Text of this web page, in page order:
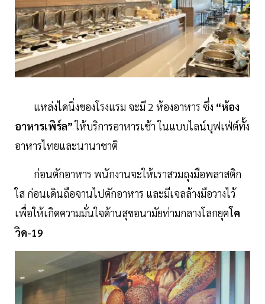
แหล่งไดนิ่งของโรงแรม จะมี 2 ห้องอาหาร ซึ่ง “ห้อง
อาหารเพิร์ล”ให้บริการอาหารเช้า ในแบบไลน์บุฟเฟ่ต์ทั้ง
อาหารไทยและนานาชาติ
ก่อนตักอาหาร พนักงานจะให้เราสวมถุงมือพลาสติก
ใส ก่อนเดินถือจานไปตักอาหาร และมีเจลล้างมือวางไว้
เพื่อให้เกิดความมั่นใจด้านสุขอนามัยท่ามกลางโลกยุคโค
วิด-19